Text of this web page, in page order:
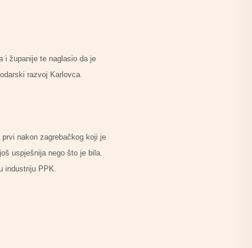
i županije te naglasio da je
razvoj Karlovca.
nakon zagrebačkog koji je
uspješnija nego što je bila.
industriju PPK.